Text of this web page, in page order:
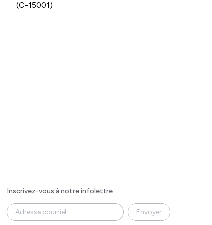
(C-15001)
Inscrivez-vous à notre infolettre
Envoyer